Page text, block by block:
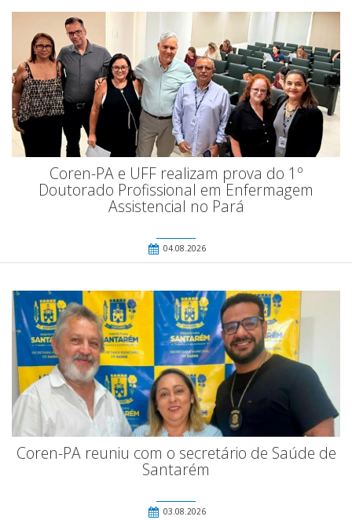
Coren-PA e UFF realizam prova do 1º
Doutorado Profissional em Enfermagem
Assistencial no Pará
04.08.2026
Coren-PA reuniu com o secretário de Saúde de
Santarém
03.08.2026